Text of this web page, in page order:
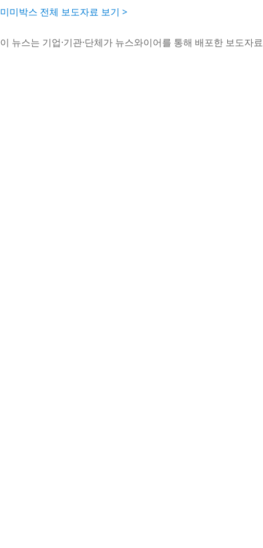
미미박스 전체 보도자료 보기 >
이 뉴스는 기업·기관·단체가 뉴스와이어를 통해 배포한 보도자